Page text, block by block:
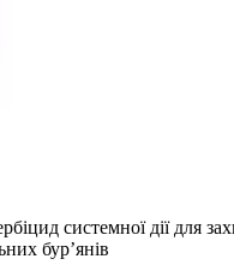
системної дії для
бур’янів